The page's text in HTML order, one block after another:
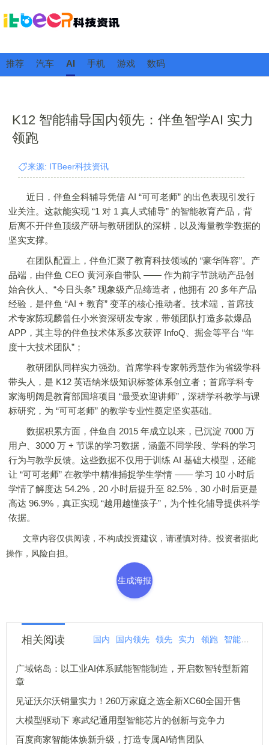
推荐 汽车 AI 手机 游戏 数码
K12 智能辅导国内领先：伴鱼智学AI 实力
领跑
来源: ITBeer科技资讯
近日，伴鱼全科辅导凭借 AI “可可老师” 的出色表现引发行
业关注。这款能实现 “1 对 1 真人式辅导” 的智能教育产品，背
后离不开伴鱼顶级产研与教研团队的深耕，以及海量教学数据的
坚实支撑。
在团队配置上，伴鱼汇聚了教育科技领域的 “豪华阵容”。产
品端，由伴鱼 CEO 黄河亲自带队 —— 作为前字节跳动产品创
始合伙人、“今日头条” 现象级产品缔造者，他拥有 20 多年产品
经验，是伴鱼 “AI + 教育” 变革的核心推动者。技术端，首席技
术专家陈现麟曾任小米资深研发专家，带领团队打造多款爆品
APP，其主导的伴鱼技术体系多次获评 InfoQ、掘金等平台 “年
度十大技术团队”；
教研团队同样实力强劲。首席学科专家韩秀慧作为省级学科
带头人，是 K12 英语纳米级知识标签体系创立者；首席学科专
家海明阔是教育部国培项目 “最受欢迎讲师”，深耕学科教学与课
标研究，为 “可可老师” 的教学专业性奠定坚实基础。
数据积累方面，伴鱼自 2015 年成立以来，已沉淀 7000 万
用户、3000 万 + 节课的学习数据，涵盖不同学段、学科的学习
行为与教学反馈。这些数据不仅用于训练 AI 基础大模型，还能
让 “可可老师” 在教学中精准捕捉学生学情 —— 学习 10 小时后
学情了解度达 54.2%，20 小时后提升至 82.5%，30 小时后更是
高达 96.9%，真正实现 “越用越懂孩子”，为个性化辅导提供科学
依据。
文章内容仅供阅读，不构成投资建议，请谨慎对待。投资者据此
操作，风险自担。
生成海报
相关阅读 国内 国内领先 领先 实力 领跑 智能
广域铭岛：以工业AI体系赋能智能制造，开启数智转型新篇
章
见证沃尔沃销量实力！260万家庭之选全新XC60全国开售
大模型驱动下 寒武纪通用型智能芯片的创新与竞争力
百度商家智能体焕新升级，打造专属AI销售团队